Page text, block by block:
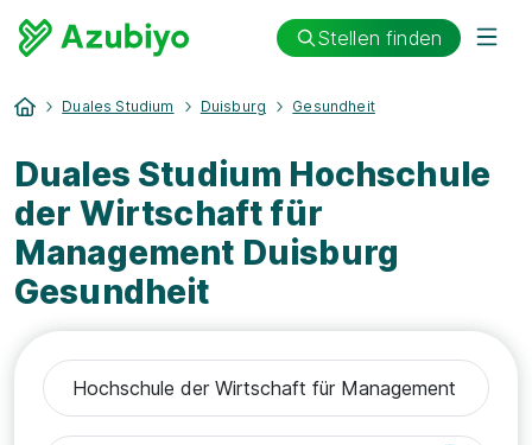
Stellen finden
Duales Studium Duisburg Gesundheit
Duales Studium Hochschule
der Wirtschaft für
Management Duisburg
Gesundheit